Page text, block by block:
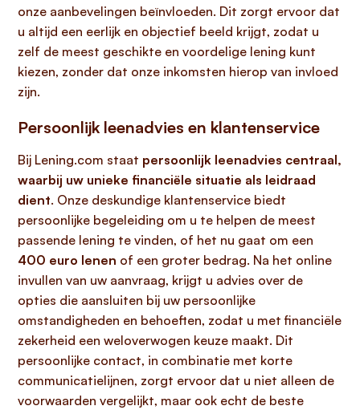
onze aanbevelingen beïnvloeden. Dit zorgt ervoor dat
u altijd een eerlijk en objectief beeld krijgt, zodat u
zelf de meest geschikte en voordelige lening kunt
kiezen, zonder dat onze inkomsten hierop van invloed
zijn.
Persoonlijk leenadvies en klantenservice
Bij Lening.com staat persoonlijk leenadvies centraal,
waarbij uw unieke financiële situatie als leidraad
dient. Onze deskundige klantenservice biedt
persoonlijke begeleiding om u te helpen de meest
passende lening te vinden, of het nu gaat om een
400 euro lenen of een groter bedrag. Na het online
invullen van uw aanvraag, krijgt u advies over de
opties die aansluiten bij uw persoonlijke
omstandigheden en behoeften, zodat u met financiële
zekerheid een weloverwogen keuze maakt. Dit
persoonlijke contact, in combinatie met korte
communicatielijnen, zorgt ervoor dat u niet alleen de
voorwaarden vergelijkt, maar ook echt de beste